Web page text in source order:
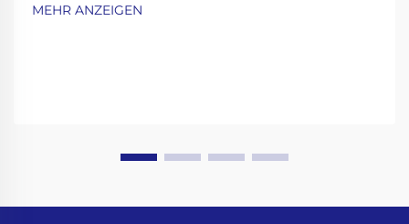
ziemlich strengen Regelwerks. Die FDA hat
MEHR ANZEIGEN